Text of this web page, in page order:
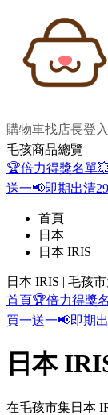
購物車找店長登入
毛孩商品總覽
🏆倍力得獎名單
送一📢即期出清
首頁
日本
日本 IRIS
日本 IRIS | 毛孩
首頁🏆倍力得獎
買一送一📢即期
日本
在毛孩市集日本